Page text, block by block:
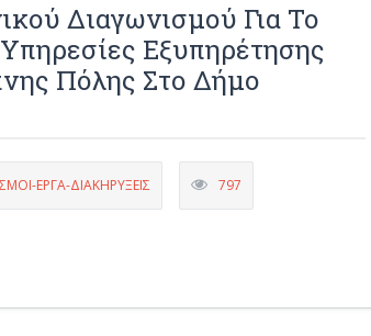
Διαγωνισμού Για Το
Εξυπηρέτησης
Πόλης Στο Δήμο
ΕΡΓΑ-ΔΙΑΚΗΡΥΞΕΙΣ 797